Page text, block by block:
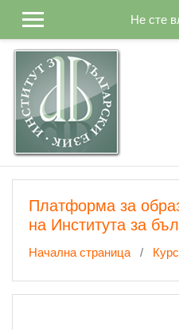
Не сте
Платформа за
на Института за
Начална страница